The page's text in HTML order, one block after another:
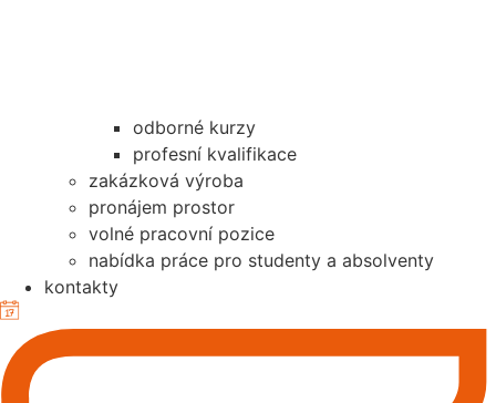
odborné kurzy
profesní kvalifikace
zakázková výroba
pronájem prostor
volné pracovní pozice
nabídka práce pro studenty a absolventy
kontakty